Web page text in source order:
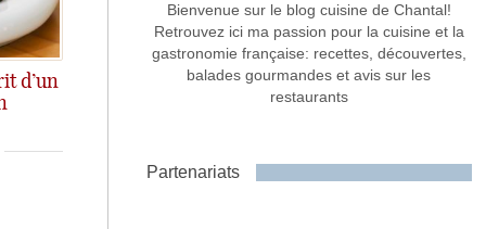
Commentaire ou message *
d’un
Bienvenue sur le blog cuisine de Chantal!
Retrouvez ici ma passion pour la cuisine et la
gastronomie française: recettes, découvertes,
balades gourmandes et avis sur les
restaurants
Partenariats